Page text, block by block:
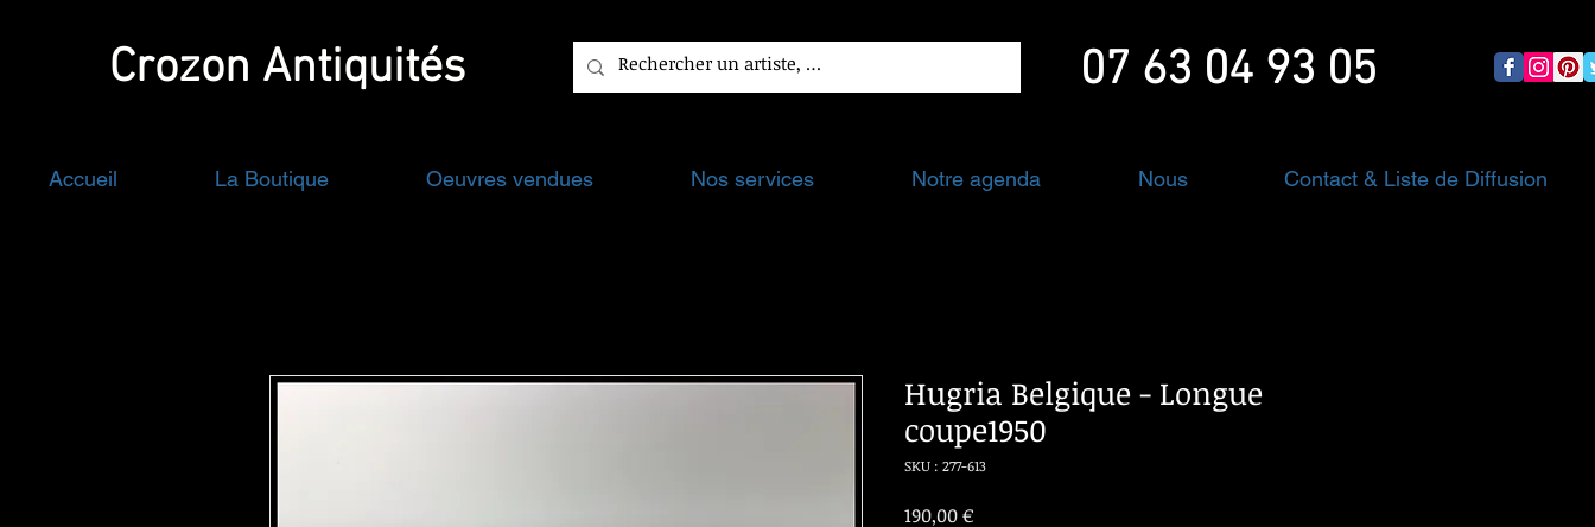
Crozon Antiquités 07 63 04 93 05
Accueil La Boutique Oeuvres vendues Nos services Notre agenda Nous Contact & Liste de Diffusion
Hugria Belgique - Longue
coupe1950
SKU : 277-613
190,00 €Prix